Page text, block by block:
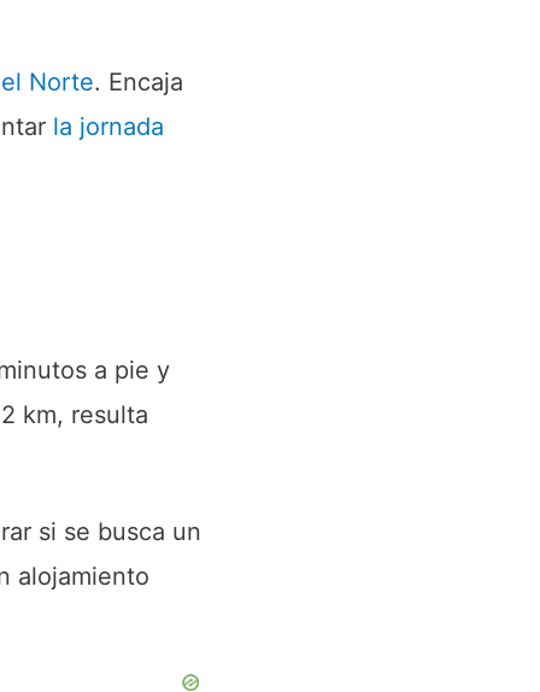
Norte. Encaja
la jornada
a pie y
km, resulta
si se busca un
alojamiento